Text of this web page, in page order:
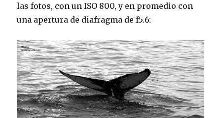
las fotos, con un ISO 800, y en promedio con
una apertura de diafragma de f5.6: